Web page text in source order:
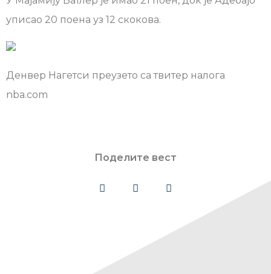
уписао 20 поена уз 12 скокова.
Денвер Нагетси преузето са твитер налога
nba.com
Поделите вест